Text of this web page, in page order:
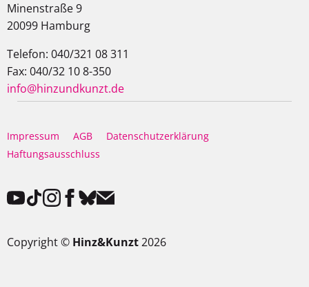
Minenstraße 9
20099 Hamburg
Telefon: 040/321 08 311
Fax: 040/32 10 8-350
info@hinzundkunzt.de
Impressum AGB
Datenschutzerklärung
Haftungsausschluss
Copyright © Hinz&Kunzt2026